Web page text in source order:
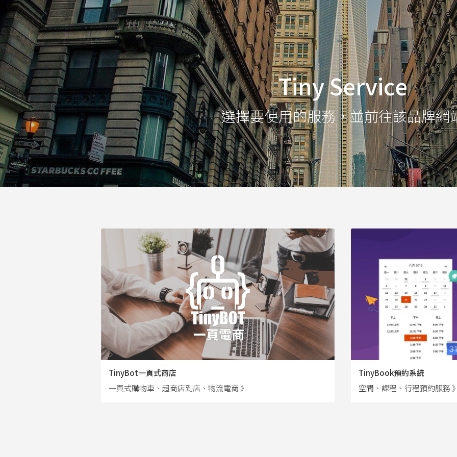
Tiny Service
選擇要使用的服務，並前往該品牌網
TinyBot一頁式商店
一頁式購物車、超商店到店、物流電商 》
TinyBook預約系統
空間、課程、行程預約服務